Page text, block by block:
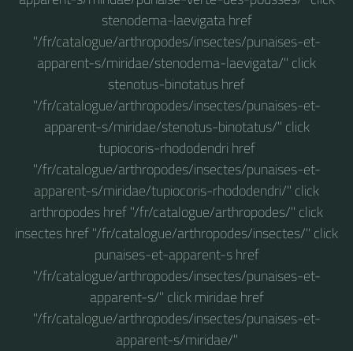
stenodema-laevigata href
"/fr/catalogue/arthropodes/insectes/punaises-et-
apparent-s/miridae/stenodema-laevigata/" click
stenotus-binotatus href
"/fr/catalogue/arthropodes/insectes/punaises-et-
apparent-s/miridae/stenotus-binotatus/" click
tupiocoris-rhododendri href
"/fr/catalogue/arthropodes/insectes/punaises-et-
apparent-s/miridae/tupiocoris-rhododendri/" click
arthropodes href "/fr/catalogue/arthropodes/" click
insectes href "/fr/catalogue/arthropodes/insectes/" click
punaises-et-apparent-s href
"/fr/catalogue/arthropodes/insectes/punaises-et-
apparent-s/" click miridae href
"/fr/catalogue/arthropodes/insectes/punaises-et-
apparent-s/miridae/"